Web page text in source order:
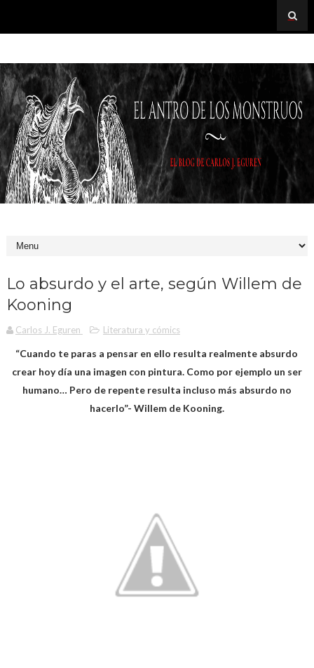
Lo absurdo y el arte, según Willem de
Kooning
Carlos J. Eguren Literatura y cómics
“Cuando te paras a pensar en ello resulta realmente absurdo
crear hoy día una imagen con pintura. Como por ejemplo un ser
humano… Pero de repente resulta incluso más absurdo no
hacerlo”- Willem de Kooning.